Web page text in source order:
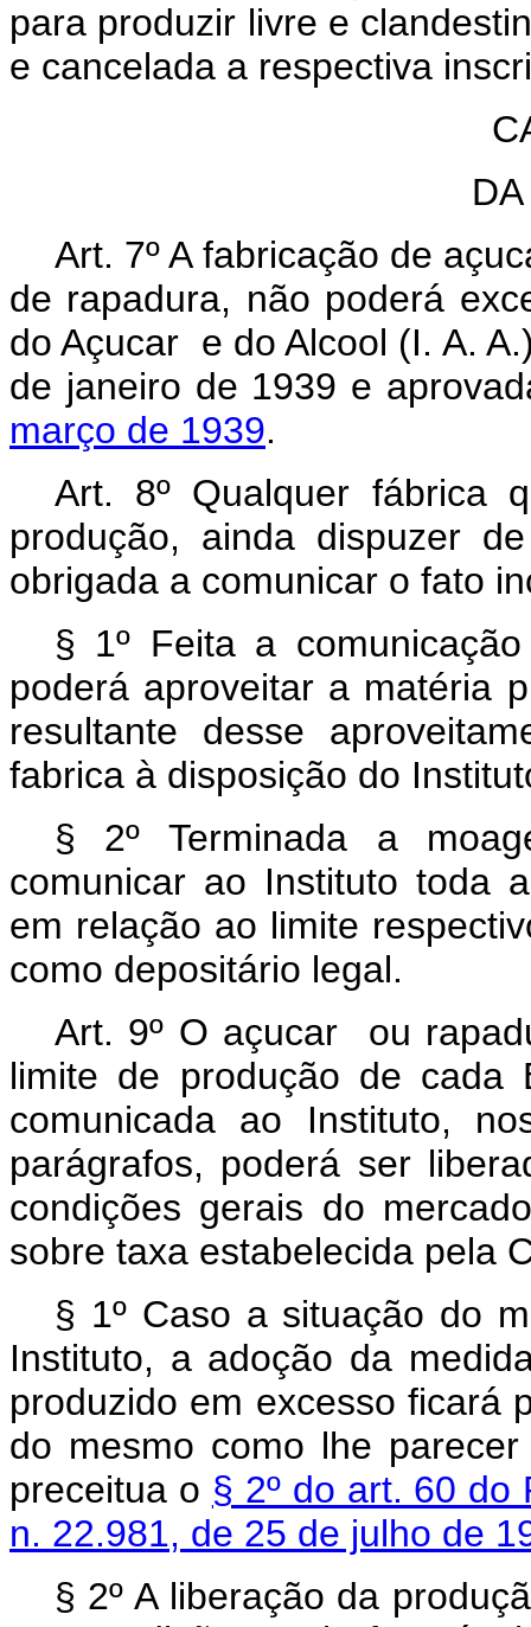
para produzir livre e
e cancelada a respectiva
Art. 7º A fabricação de
de rapadura, não poderá
do Açucar e do Alcool (I. A.
de janeiro de 1939 e
março de 1939.
Art. 8º Qualquer fábrica
produção, ainda dispuzer
obrigada a comunicar o fato
§ 1º Feita a
poderá aproveitar a matéria
resultante desse
fabrica à disposição do
§ 2º Terminada a
comunicar ao Instituto toda
em relação ao limite
como depositário legal.
Art. 9º O açucar ou
limite de produção de cada
comunicada ao Instituto,
parágrafos, poderá ser
condições gerais do
sobre taxa estabelecida pela
§ 1º Caso a situação do
Instituto, a adoção da
produzido em excesso ficará
do mesmo como lhe
preceitua o § 2º do art. 60 do
n. 22.981, de 25 de julho de
§ 2º A liberação da